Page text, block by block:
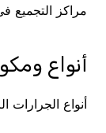
مراكز التجميع
أنواع
أنواع الجرارات